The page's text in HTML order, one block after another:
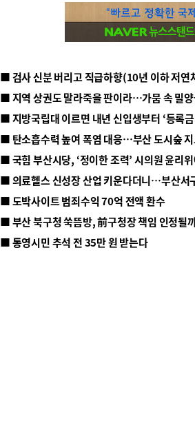
■ 지방국립대 이르면 내년 신입생부터 ‘등록
■ 탄소흡수력 높여 폭염 대응…부산 도시숲
■ 의료헬스 신성장 산업 키운다더니…부산서
■ 도박사이트 범죄수익 70억 전액 환수
■ 부산 북구청 쑥뜸방, 前구청장 책임 인정될
■ 통영시민 추석 전 35만 원 받는다